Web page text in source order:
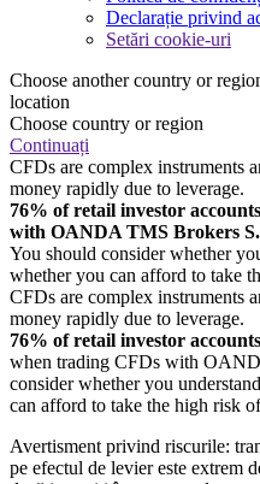
Declarație privind
Setări cookie-uri
Choose another country or
location
Choose country or region
Continuați
CFDs are complex instruments
money rapidly due to leverage.
76% of retail investor
with OANDA TMS Brokers
You should consider whether
whether you can afford to take
CFDs are complex instruments
money rapidly due to leverage.
76% of retail investor
when trading CFDs with
consider whether you
can afford to take the high risk
Avertisment privind riscurile:
pe efectul de levier este extrem